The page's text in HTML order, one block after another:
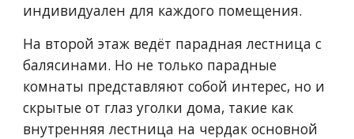
индивидуален для каждого помещения.
На второй этаж ведёт парадная лестница с
балясинами. Но не только парадные
комнаты представляют собой интерес, но и
скрытые от глаз уголки дома, такие как
внутренняя лестница на чердак основной